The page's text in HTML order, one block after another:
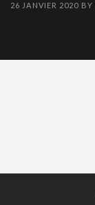
26 JANVIER 2020 BY